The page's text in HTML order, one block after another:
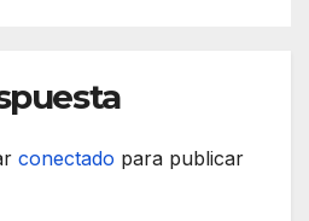
conectado para publicar